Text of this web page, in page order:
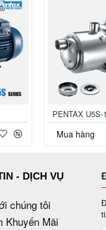
PENTAX U5S-
Mua hàng
- DỊCH VỤ
chúng tôi
Khuyến Mãi